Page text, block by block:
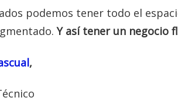
podemos tener todo el
Y así tener un negocio
,